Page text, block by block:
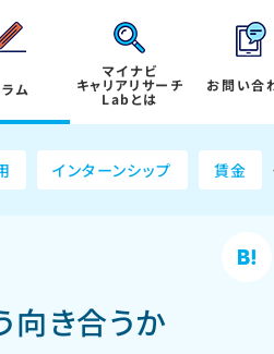
ム
マイナビ
キャリアリサーチ
Labとは
お問い合
インターンシップ 賃金
向き合うか